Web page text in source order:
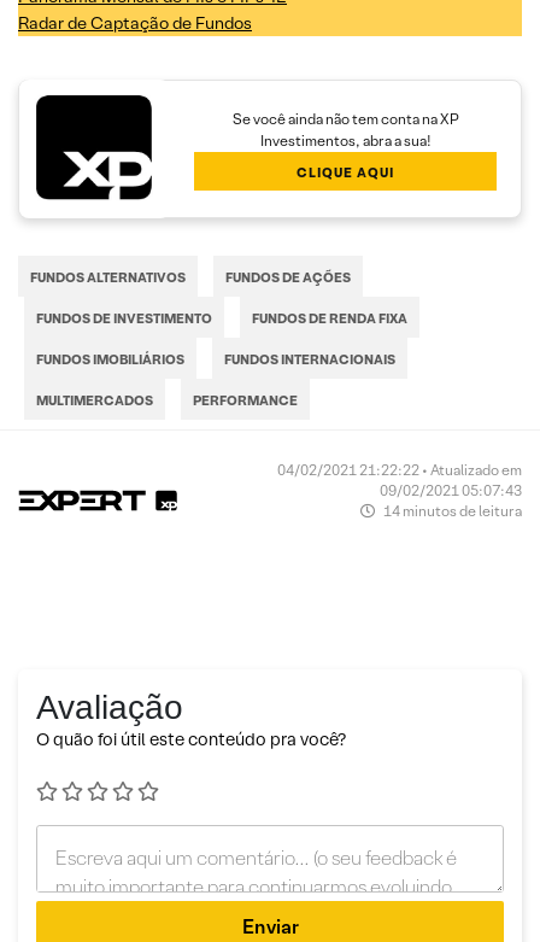
Radar de Captação de Fundos
Se você ainda não tem conta na XP
Investimentos, abra a sua!
CLIQUE AQUI
FUNDOS ALTERNATIVOS FUNDOS DE AÇÕES
FUNDOS DE INVESTIMENTO FUNDOS DE RENDA FIXA
FUNDOS IMOBILIÁRIOS FUNDOS INTERNACIONAIS
MULTIMERCADOS PERFORMANCE
04/02/2021 21:22:22 • Atualizado em
09/02/2021 05:07:43
14 minutos de leitura
Avaliação
O quão foi útil este conteúdo pra você?
Enviar